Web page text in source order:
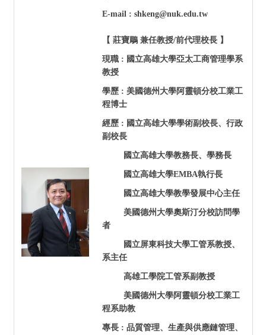
E-mail : shkeng@nuk.edu.tw
【 莊寶鵰 兼任教授/前代理校長 】
現職 : 國立高雄大學亞太工商管理學系
教授
學歷 : 美國德州大學阿靈頓分校工業工
程博士
經歷 : 國立高雄大學學術副校長、行政
副校長
國立高雄大學教務長、學務長
國立高雄大學EMBA執行長
國立高雄大學教學發展中心主任
美國德州大學奧斯汀分校訪問學
者
國立屏東科技大學工管系教授、
系主任
高雄工學院工管系副教授
美國德州大學阿靈頓分校工業工
程系助教
專長 : 品質管理、生產與供應鏈管理、